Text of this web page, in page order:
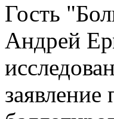
Гость
Андрей